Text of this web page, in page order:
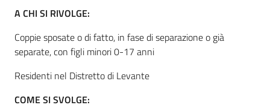
A CHI SI RIVOLGE:
Coppie sposate o di fatto, in fase di separazione o già
separate, con figli minori 0-17 anni
Residenti nel Distretto di Levante
COME SI SVOLGE: